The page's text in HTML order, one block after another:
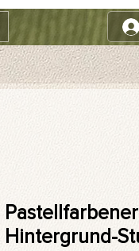
Hintergrund-